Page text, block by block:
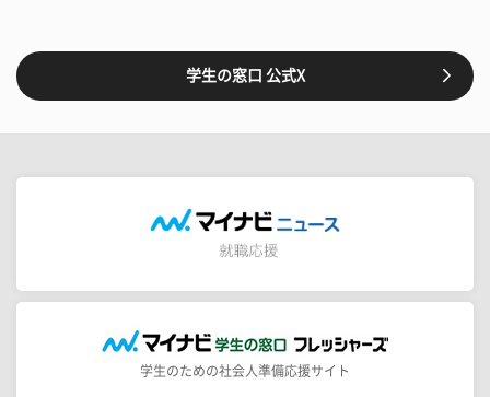
学生の窓口 公式X
学生のための社会人準備応援サイト